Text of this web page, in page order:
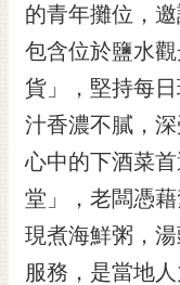
日
本
隱
私
權
及
安
全
政
的青年攤位，
包含位於鹽水
貨」，堅持每
汁香濃不膩，
心中的下酒菜
堂」，老闆憑
現煮海鮮粥，
服務，是當地